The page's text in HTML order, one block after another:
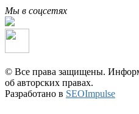
Мы в соцсетях
© Все права защищены.
об авторских правах.
Разработано в SEOImpulse